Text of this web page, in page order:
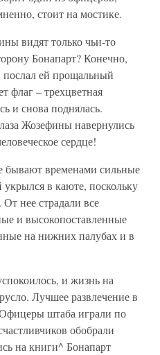
стоит на мостике.
видят только чьи-то
Бонапарт? Конечно,
послал ей прощальный
флаг – трехцветная
и снова поднялась.
Жозефины навернулись
сердце!
бывают временами сильные
в каюте, поскольку
нее страдали все
и высокопоставленные
на нижних палубах и в
и жизнь на
Лучшее развлечение в
штаба играли по
обобрали
на книги^ Бонапарт